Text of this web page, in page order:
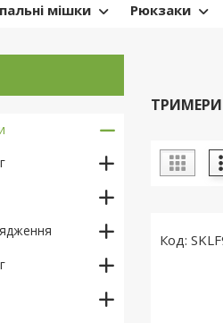
мішки Рюкзаки
ТРИМЕРИ